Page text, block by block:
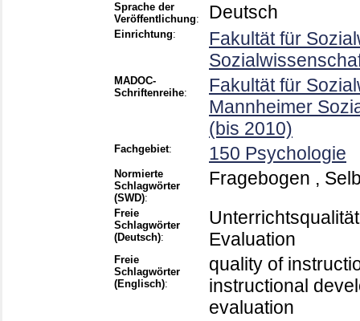
Sprache der
Veröffentlichung: Deutsch
Einrichtung:
Fakultät für
MADOC-
Schriftenreihe:
Fakultät für
Mannheimer
(bis 2010)
Fachgebiet: 150 Psychologie
Normierte
Schlagwörter
(SWD):
Fragebogen ,
Freie
Schlagwörter
(Deutsch):
Evaluation
Freie
Schlagwörter
(Englisch):
quality of
instructional
evaluation